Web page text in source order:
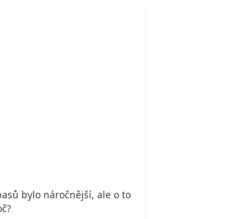
bylo náročnější, ale o to